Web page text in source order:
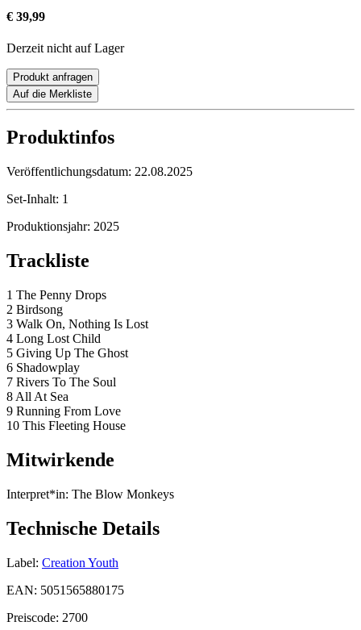
€ 39,99
Derzeit nicht auf Lager
Produkt anfragen
Auf die Merkliste
Produktinfos
Veröffentlichungsdatum: 22.08.2025
Set-Inhalt: 1
Produktionsjahr: 2025
Trackliste
1 The Penny Drops
2 Birdsong
3 Walk On, Nothing Is Lost
4 Long Lost Child
5 Giving Up The Ghost
6 Shadowplay
7 Rivers To The Soul
8 All At Sea
9 Running From Love
10 This Fleeting House
Mitwirkende
Interpret*in: The Blow Monkeys
Technische Details
Label: Creation Youth
EAN: 5051565880175
Preiscode: 2700